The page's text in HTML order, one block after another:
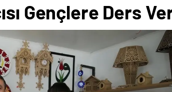
Gençlere Ders